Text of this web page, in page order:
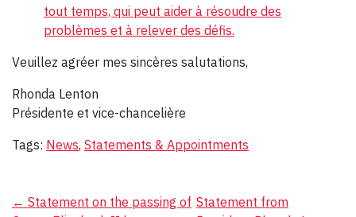
tout temps, qui peut aider à résoudre des
problèmes et à relever des défis.
Veuillez agréer mes sincères salutations,
Rhonda Lenton
Présidente et vice-chancelière
Tags: News, Statements & Appointments
Post
← Statement on the passing of Statement from